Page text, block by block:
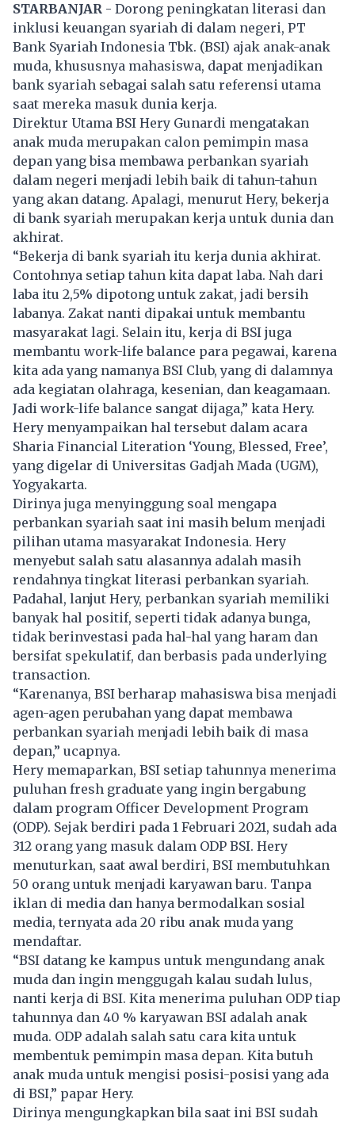
STARBANJAR - Dorong peningkatan literasi dan
inklusi keuangan syariah di dalam negeri, PT
Bank Syariah Indonesia Tbk. (BSI) ajak anak-anak
muda, khususnya mahasiswa, dapat menjadikan
bank syariah sebagai salah satu referensi utama
saat mereka masuk dunia kerja.
Direktur Utama BSI Hery Gunardi mengatakan
anak muda merupakan calon pemimpin masa
depan yang bisa membawa perbankan syariah
dalam negeri menjadi lebih baik di tahun-tahun
yang akan datang. Apalagi, menurut Hery, bekerja
di bank syariah merupakan kerja untuk dunia dan
akhirat.
“Bekerja di bank syariah itu kerja dunia akhirat.
Contohnya setiap tahun kita dapat laba. Nah dari
laba itu 2,5% dipotong untuk zakat, jadi bersih
labanya. Zakat nanti dipakai untuk membantu
masyarakat lagi. Selain itu, kerja di BSI juga
membantu work-life balance para pegawai, karena
kita ada yang namanya BSI Club, yang di dalamnya
ada kegiatan olahraga, kesenian, dan keagamaan.
Jadi work-life balance sangat dijaga,” kata Hery.
Hery menyampaikan hal tersebut dalam acara
Sharia Financial Literation ‘Young, Blessed, Free’,
yang digelar di Universitas Gadjah Mada (UGM),
Yogyakarta.
Dirinya juga menyinggung soal mengapa
perbankan syariah saat ini masih belum menjadi
pilihan utama masyarakat Indonesia. Hery
menyebut salah satu alasannya adalah masih
rendahnya tingkat literasi perbankan syariah.
Padahal, lanjut Hery, perbankan syariah memiliki
banyak hal positif, seperti tidak adanya bunga,
tidak berinvestasi pada hal-hal yang haram dan
bersifat spekulatif, dan berbasis pada underlying
transaction.
“Karenanya, BSI berharap mahasiswa bisa menjadi
agen-agen perubahan yang dapat membawa
perbankan syariah menjadi lebih baik di masa
depan,” ucapnya.
Hery memaparkan, BSI setiap tahunnya menerima
puluhan fresh graduate yang ingin bergabung
dalam program Officer Development Program
(ODP). Sejak berdiri pada 1 Februari 2021, sudah ada
312 orang yang masuk dalam ODP BSI. Hery
menuturkan, saat awal berdiri, BSI membutuhkan
50 orang untuk menjadi karyawan baru. Tanpa
iklan di media dan hanya bermodalkan sosial
media, ternyata ada 20 ribu anak muda yang
mendaftar.
“BSI datang ke kampus untuk mengundang anak
muda dan ingin menggugah kalau sudah lulus,
nanti kerja di BSI. Kita menerima puluhan ODP tiap
tahunnya dan 40 % karyawan BSI adalah anak
muda. ODP adalah salah satu cara kita untuk
membentuk pemimpin masa depan. Kita butuh
anak muda untuk mengisi posisi-posisi yang ada
di BSI,” papar Hery.
Dirinya mengungkapkan bila saat ini BSI sudah